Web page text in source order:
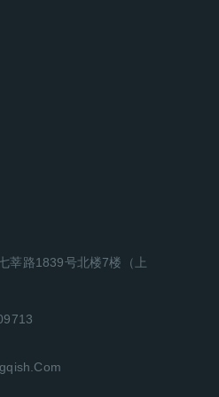
莘路1839号北楼7楼（上